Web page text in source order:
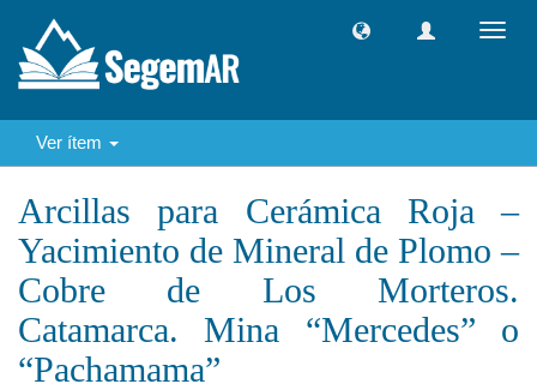
Ver ítem
Arcillas para Cerámica Roja –
Yacimiento de Mineral de Plomo –
Cobre de Los Morteros.
Catamarca. Mina “Mercedes” o
“Pachamama”